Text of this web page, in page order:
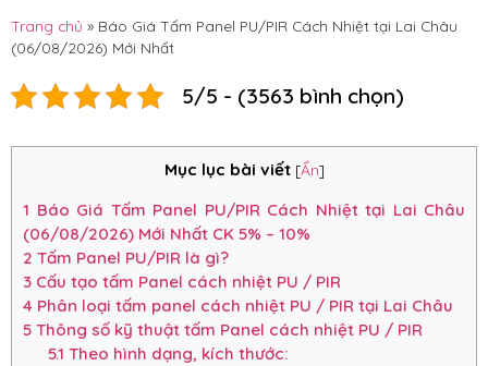
Trang chủ » Báo Giá Tấm Panel PU/PIR Cách Nhiệt tại Lai Châu
(06/08/2026) Mới Nhất
5/5 - (3563 bình chọn)
Mục lục bài viết [Ẩn]
1 Báo Giá Tấm Panel PU/PIR Cách Nhiệt tại Lai Châu
(06/08/2026) Mới Nhất CK 5% – 10%
2 Tấm Panel PU/PIR là gì?
3 Cấu tạo tấm Panel cách nhiệt PU / PIR
4 Phân loại tấm panel cách nhiệt PU / PIR tại Lai Châu
5 Thông số kỹ thuật tấm Panel cách nhiệt PU / PIR
5.1 Theo hình dạng, kích thước: